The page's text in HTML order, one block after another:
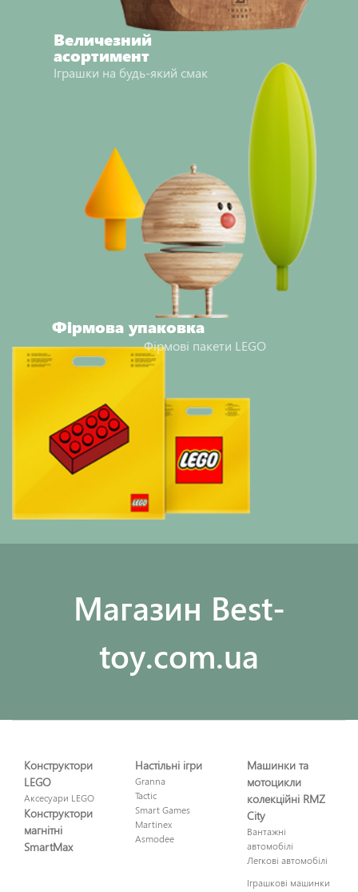
Величезний
асортимент
Іграшки на будь-який смак
Фірмова упаковка
Фірмові пакети LEGO
Maгазин Best-
toy.com.ua
Конструктори
LEGO
Аксесуари LEGO
Конструктори
магнітні
SmartMax
Настільні ігри
Granna
Tactic
Smart Games
Martinex
Asmodee
Машинки та
мотоцикли
колекційні RMZ
City
Вантажні
автомобілі
Легкові автомобілі
Іграшкові машинки